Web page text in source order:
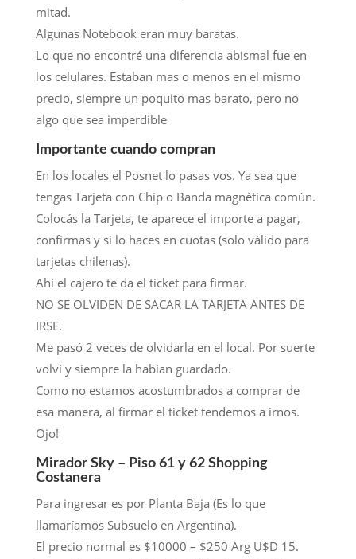
mitad.
Algunas Notebook eran muy baratas.
Lo que no encontré una diferencia abismal fue en
los celulares. Estaban mas o menos en el mismo
precio, siempre un poquito mas barato, pero no
algo que sea imperdible
Importante cuando compran
En los locales el Posnet lo pasas vos. Ya sea que
tengas Tarjeta con Chip o Banda magnética común.
Colocás la Tarjeta, te aparece el importe a pagar,
confirmas y si lo haces en cuotas (solo válido para
tarjetas chilenas).
Ahí el cajero te da el ticket para firmar.
NO SE OLVIDEN DE SACAR LA TARJETA ANTES DE
IRSE.
Me pasó 2 veces de olvidarla en el local. Por suerte
volví y siempre la habían guardado.
Como no estamos acostumbrados a comprar de
esa manera, al firmar el ticket tendemos a irnos.
Ojo!
Mirador Sky – Piso 61 y 62 Shopping
Costanera
Para ingresar es por Planta Baja (Es lo que
llamaríamos Subsuelo en Argentina).
El precio normal es $10000 – $250 Arg U$D 15.